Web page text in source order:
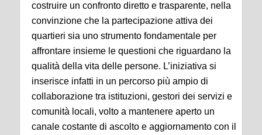
costruire un confronto diretto e trasparente, nella
convinzione che la partecipazione attiva dei
quartieri sia uno strumento fondamentale per
affrontare insieme le questioni che riguardano la
qualità della vita delle persone. L’iniziativa si
inserisce infatti in un percorso più ampio di
collaborazione tra istituzioni, gestori dei servizi e
comunità locali, volto a mantenere aperto un
canale costante di ascolto e aggiornamento con il